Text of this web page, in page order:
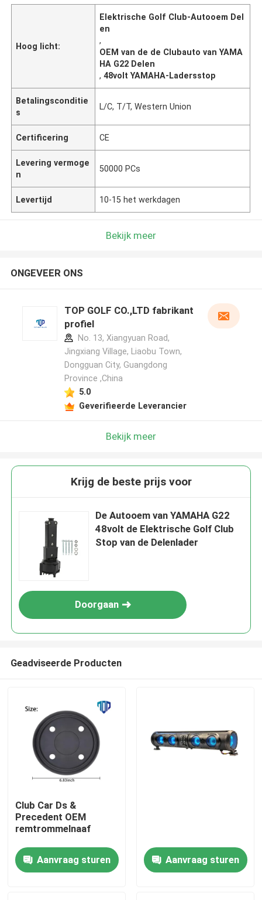
Huis
Producten
Hoog licht:
Elektrische Golf Club-Autooem Del
en
,
OEM van de de Clubauto van YAMA
HA G22 Delen
,48volt YAMAHA-Ladersstop
Betalingsconditie
s
L/C, T/T, Western Union
Certificering CE
Levering vermoge
n
50000 PCs
Levertijd 10-15 het werkdagen
Bekijk meer
ONGEVEER ONS
TOP GOLF CO.,LTD fabrikant
profiel
No. 13, Xiangyuan Road,
Jingxiang Village, Liaobu Town,
Dongguan City, Guangdong
Province ,China
5.0
Geverifieerde Leverancier
Bekijk meer
Krijg de beste prijs voor
De Autooem van YAMAHA G22
48volt de Elektrische Golf Club
Stop van de Delenlader
Doorgaan
Geadviseerde Producten
Club Car Ds &
Precedent OEM
remtrommelnaaf
Aanvraag sturen Aanvraag sturen